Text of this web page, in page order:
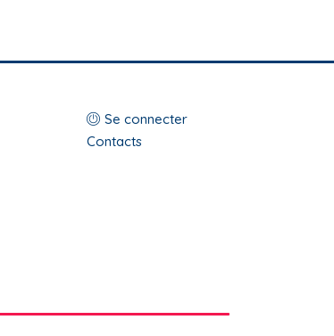
Menu
du
Se connecter
Contacts